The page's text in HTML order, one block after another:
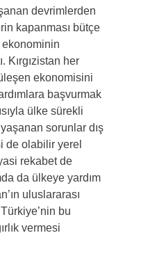
devrimlerden
kapanması bütçe
Kırgızistan her
ekonomisini
başvurmak
ülke sürekli
sorunlar dış
de olabilir yerel
rekabet de
da ülkeye yardım
uluslararası
bu
vermesi